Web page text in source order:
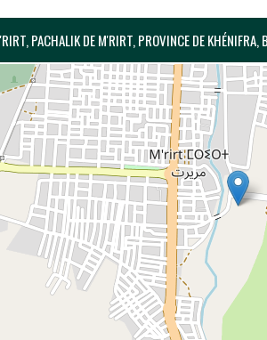
PACHALIK DE M'RIRT, PROVINCE DE